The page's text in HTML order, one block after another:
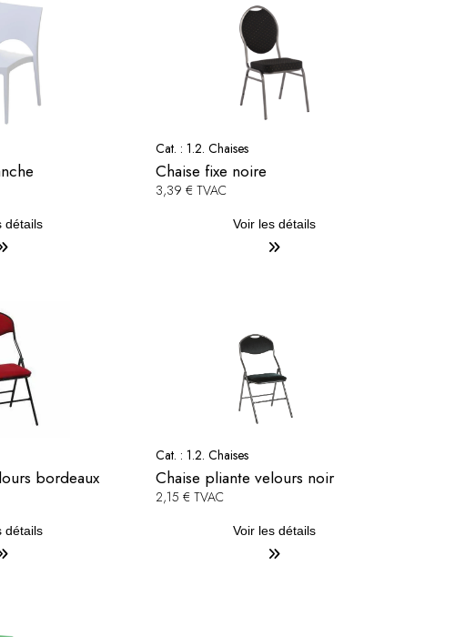
détails
Cat. :1.2. Chaises
Chaise fixe noire
3,39 € TVAC
Voir les détails
bordeaux
détails
Cat. :1.2. Chaises
Chaise pliante velours noir
2,15 € TVAC
Voir les détails